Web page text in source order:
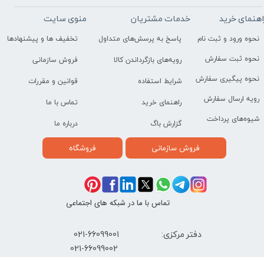
خرید
نحوه ورود و ثبت نام
نحوه ثبت سفارش
نحوه پیگیری سفارش
رویه ارسال سفارش
شیوه‌های پرداخت
خدمات مشتریان
پاسخ به پرسش‌های متداول
رویه‌های بازگرداندن کالا
شرایط استفاده
راهنمای خرید
گزارش باگ
منوی سایت
تخفیف ها و پیشنهادها
فروش سازمانی
قوانین و مقررات
تماس با ما
درباره ما
فروش سازمانی فروشگاه
دفتر مرکزی: 66099001-021
​021-66099002
تماس با ما در شبکه های اجتماعی